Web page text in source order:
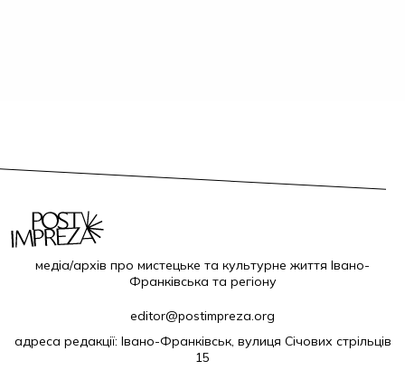
медіа/архів про мистецьке та культурне життя Івано-
Франківська та регіону
editor@postimpreza.org
адреса редакції: Івано-Франківськ, вулиця Січових стрільців
15